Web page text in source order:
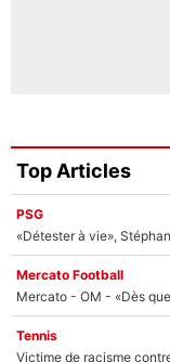
Top Articles
PSG
«Détester à vie»,
Mercato Football
Tennis